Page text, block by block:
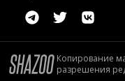
Копирование
разрешения